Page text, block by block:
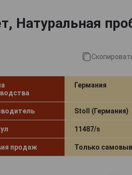
Натуральная
Германия
Stoll (Германия)
11487/s
продаж Только